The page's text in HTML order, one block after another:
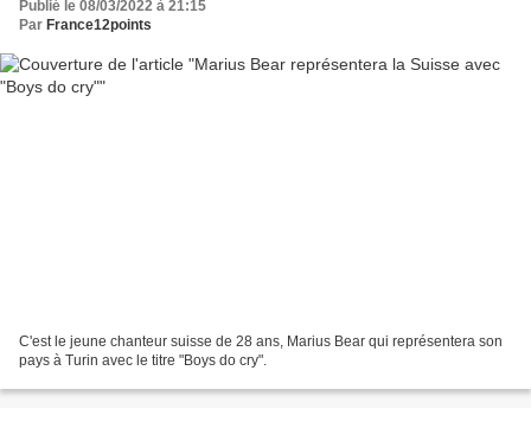
Publié le 08/03/2022 à 21:15
Par France12points
C'est le jeune chanteur suisse de 28 ans, Marius Bear qui représentera son
pays à Turin avec le titre "Boys do cry".